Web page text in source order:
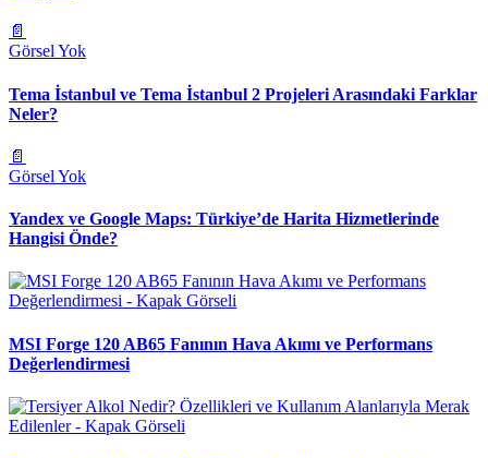
📄
Görsel Yok
Tema İstanbul ve Tema İstanbul 2 Projeleri Arasındaki Farklar
Neler?
📄
Görsel Yok
Yandex ve Google Maps: Türkiye’de Harita Hizmetlerinde
Hangisi Önde?
MSI Forge 120 AB65 Fanının Hava Akımı ve Performans
Değerlendirmesi